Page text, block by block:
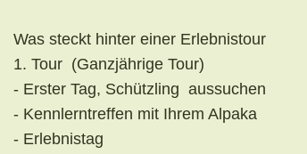
Was steckt hinter einer Erlebnistour
1. Tour (Ganzjährige Tour)
- Erster Tag, Schützling aussuchen
- Kennlerntreffen mit Ihrem Alpaka
- Erlebnistag